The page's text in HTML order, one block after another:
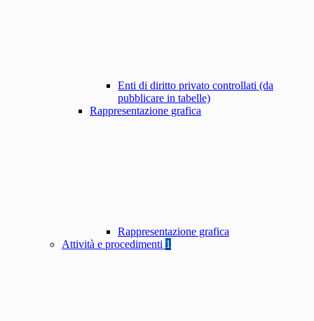
Enti di diritto privato controllati (da
pubblicare in tabelle)
Rappresentazione grafica
Rappresentazione grafica
Attività e procedimenti 1